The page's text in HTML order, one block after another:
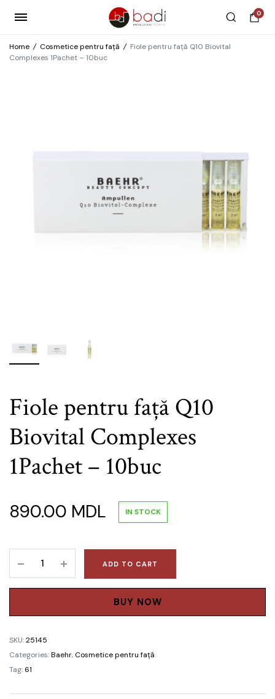
0
Home / Cosmetice pentru față / Fiole pentru față Q10 Biovital
Complexes 1Pachet – 10buc
Fiole pentru față Q10
Biovital Complexes
1Pachet – 10buc
890.00 MDL IN STOCK
pentru
față
Biovital
1Pachet
-
10buc
ADD TO CART
BUY NOW
SKU:25145
Categories:Baehr, Cosmetice pentru față
Tag: 61